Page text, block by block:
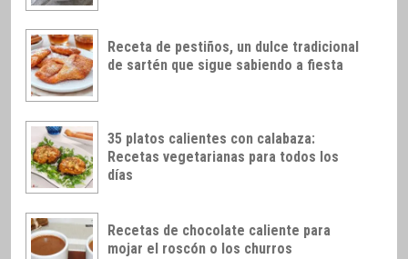
Receta de pestiños, un dulce tradicional
de sartén que sigue sabiendo a fiesta
35 platos calientes con calabaza:
Recetas vegetarianas para todos los
días
Recetas de chocolate caliente para
mojar el roscón o los churros